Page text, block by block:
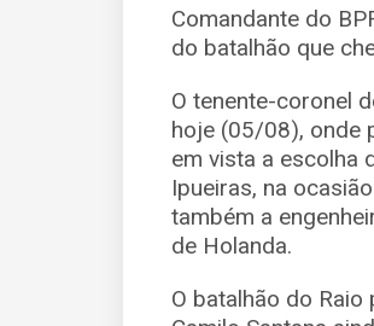
Comandante do
do batalhão que
O tenente-coronel
hoje (05/08), onde
em vista a escolha
Ipueiras, na
também a
de Holanda.
O batalhão do